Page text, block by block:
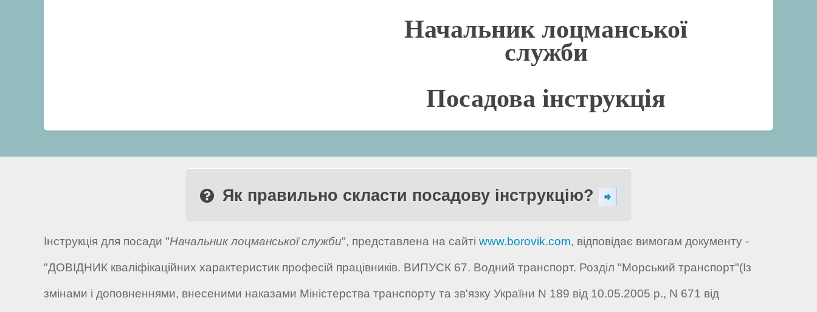
Начальник лоцманської
служби
Посадова інструкція
Як правильно скласти посадову інструкцію?
Інструкція для посади "Начальник лоцманської служби", представлена на сайті www.borovik.com, відповідає вимогам документу -
"ДОВІДНИК кваліфікаційних характеристик професій працівників. ВИПУСК 67. Водний транспорт. Розділ "Морський транспорт"(Із
змінами і доповненнями, внесеними наказами Міністерства транспорту та зв'язку України N 189 від 10.05.2005 р., N 671 від